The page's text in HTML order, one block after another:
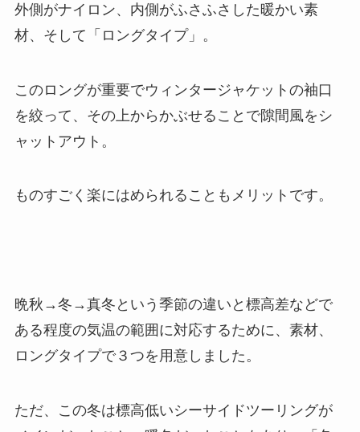
外側がナイロン、内側がふさふさした暖かい素
材、そして「ロングタイプ」。
このロングが重要でウィンタージャケットの袖口
を絞って、その上からかぶせることで隙間風をシ
ャットアウト。
ものすごく楽にはめられることもメリットです。
晩秋→冬→真冬という季節の違いと標高差などで
ある程度の気温の範囲に対応するために、素材、
ロングタイプで３つを用意しました。
ただ、この冬は標高低いシーサイドツーリングが